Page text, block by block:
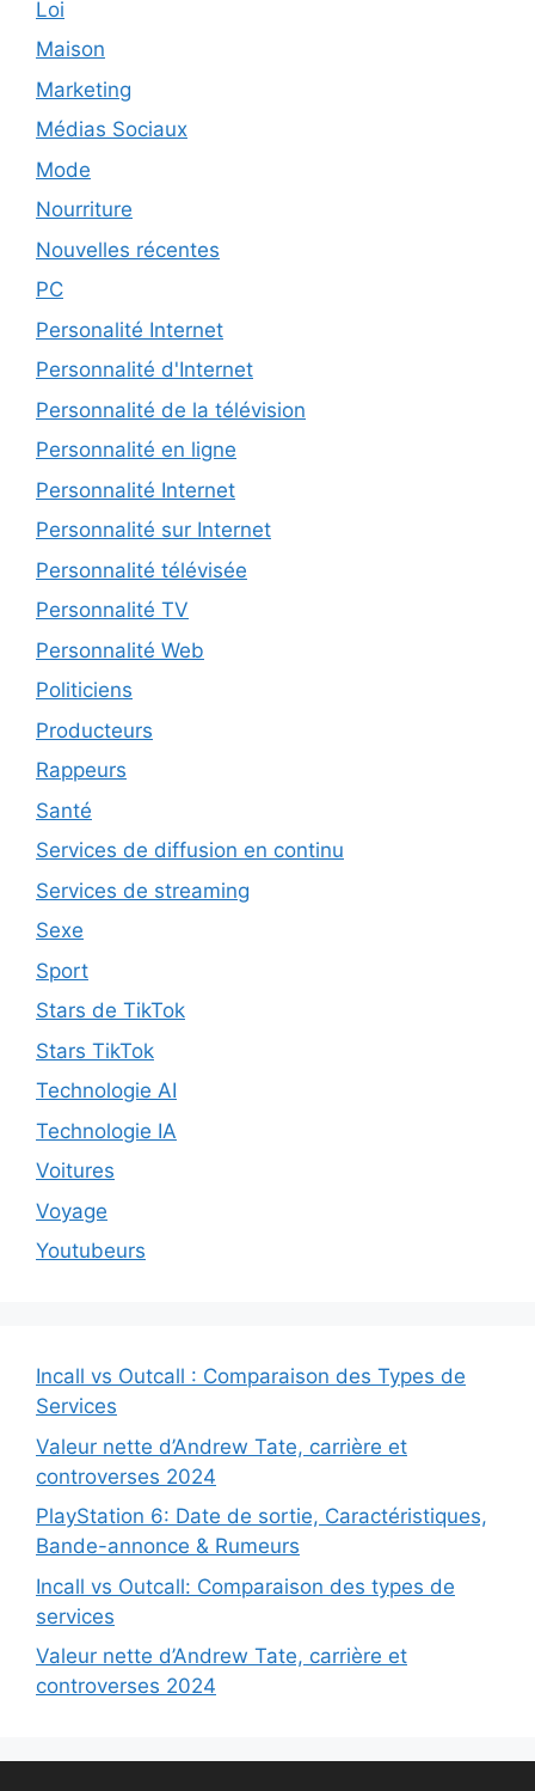
Loi
Maison
Marketing
Médias Sociaux
Mode
Nourriture
Nouvelles récentes
PC
Personalité Internet
Personnalité d'Internet
Personnalité de la télévision
Personnalité en ligne
Personnalité Internet
Personnalité sur Internet
Personnalité télévisée
Personnalité TV
Personnalité Web
Politiciens
Producteurs
Rappeurs
Santé
Services de diffusion en continu
Services de streaming
Sexe
Sport
Stars de TikTok
Stars TikTok
Technologie AI
Technologie IA
Voitures
Voyage
Youtubeurs
Incall vs Outcall : Comparaison des Types de
Services
Valeur nette d’Andrew Tate, carrière et
controverses 2024
PlayStation 6: Date de sortie, Caractéristiques,
Bande-annonce & Rumeurs
Incall vs Outcall: Comparaison des types de
services
Valeur nette d’Andrew Tate, carrière et
controverses 2024